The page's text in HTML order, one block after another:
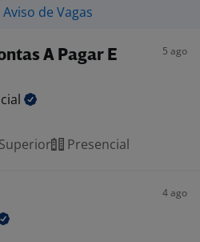
de Vagas
A Pagar E
5 ago
Presencial
4 ago